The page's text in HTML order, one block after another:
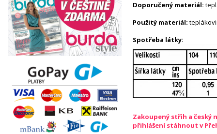
Doporučený materiál:
Použitý materiál:
Spotřeba látky:
Zakoupený střih a český
přihlášení stáhnout v